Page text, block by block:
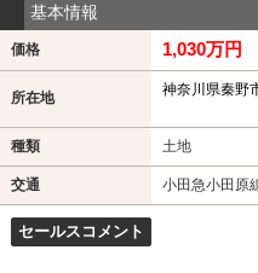
基本情報
価格 1,030万円
所在地 神奈川県秦野
種類 土地
交通 小田急小田原
セールスコメント